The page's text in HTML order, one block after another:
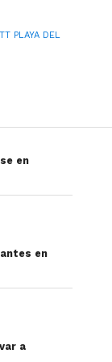
varias
sushi
de fuego,
PLAYA DEL
en
en
a